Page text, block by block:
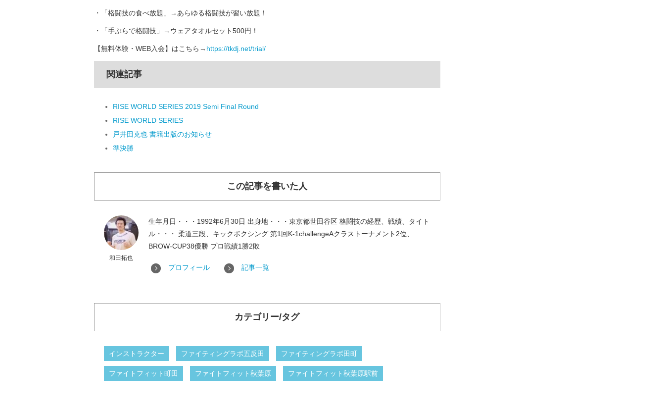
・「格闘技の食べ放題」→あらゆる格闘技が習い放題！
・「手ぶらで格闘技」→ウェアタオルセット500円！
【無料体験・WEB入会】はこちら→ https://tkdj.net/trial/
関連記事
RISE WORLD SERIES 2019 Semi Final Round
RISE WORLD SERIES
戸井田克也 書籍出版のお知らせ
準決勝
この記事を書いた人
和田拓也
生年月日・・・1992年6月30日 出身地・・・東京都世田谷区 格闘技の経歴、戦績、タイト
ル・・・ 柔道三段、キックボクシング 第1回K-1challengeAクラストーナメント2位、
BROW-CUP38優勝 プロ戦績1勝2敗
プロフィール 記事一覧
カテゴリー/タグ
インストラクター ファイティングラボ五反田 ファイティングラボ田町
ファイトフィット町田 ファイトフィット秋葉原 ファイトフィット秋葉原駅前